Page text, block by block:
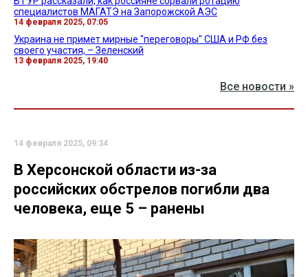
специалистов МАГАТЭ на Запорожской АЭС
14 февраля 2025, 07:05
Украина не примет мирные "переговоры" США и РФ без
своего участия, – Зеленский
13 февраля 2025, 19:40
Все новости »
14 февраля 2025, 09:34
В Херсонской области из-за
российских обстрелов погибли два
человека, еще 5 – ранены